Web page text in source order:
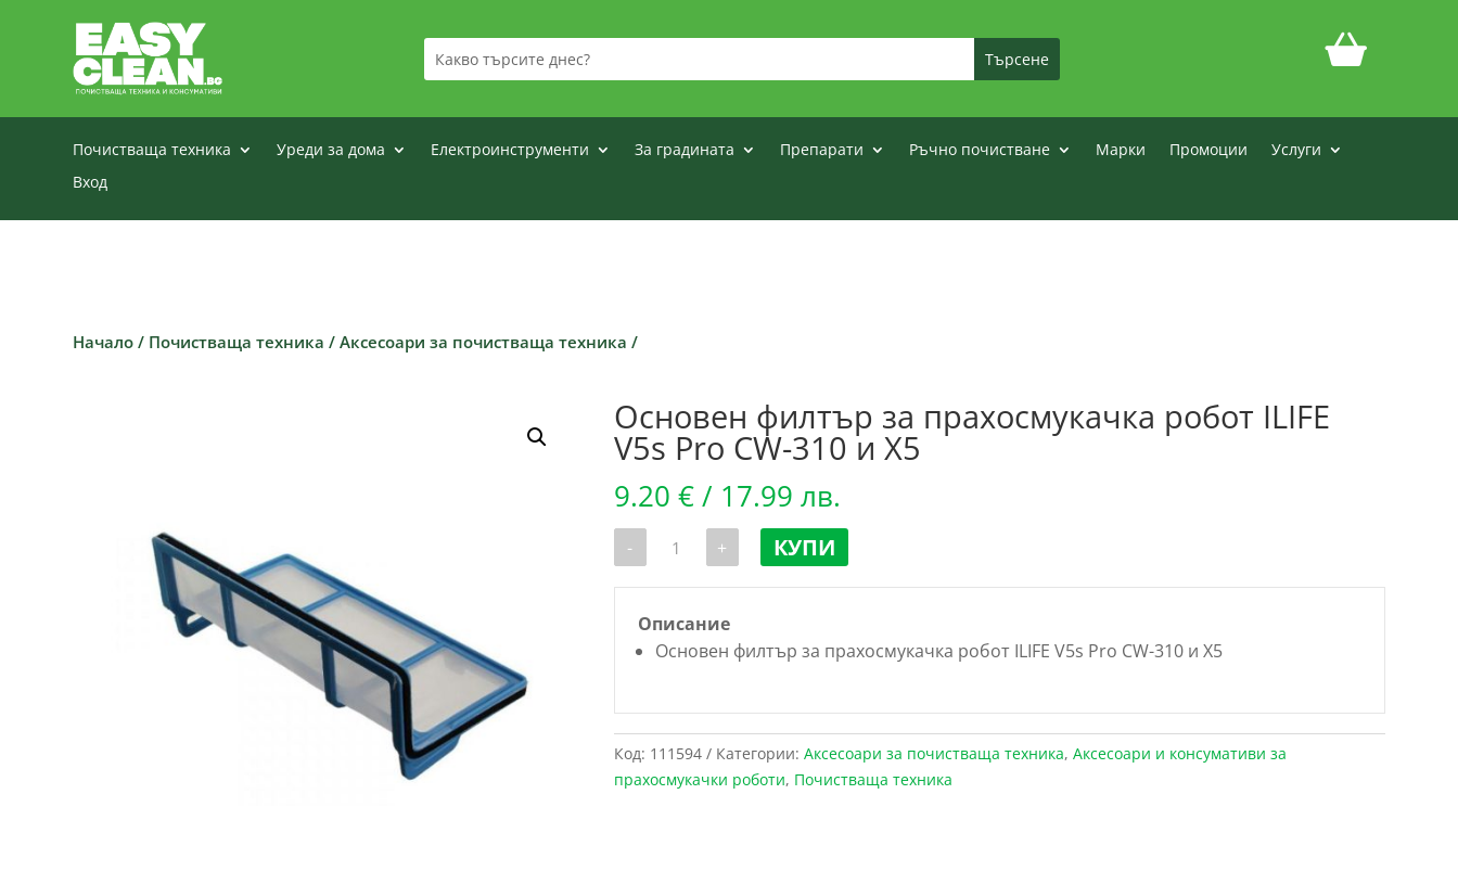
Почистваща техника Уреди за дома Електроинструменти За градината Препарати Ръчно почистване Марки Промоции
Услуги
Вход
Начало / Почистваща техника /Аксесоари за почистваща техника /
Основен филтър за прахосмукачка робот ILIFE
V5s Pro CW-310 и X5
9.20 €/ 17.99 лв.
- количество
Основен
филтър
прахосмукачка
робот
ILIFE
CW-
и
X5
+ КУПИ
Описание
Основен филтър за прахосмукачка робот ILIFE V5s Pro CW-310 и X5
Код: 111594 Категории: Аксесоари за почистваща техника, Аксесоари и консумативи за
прахосмукачки роботи, Почистваща техника